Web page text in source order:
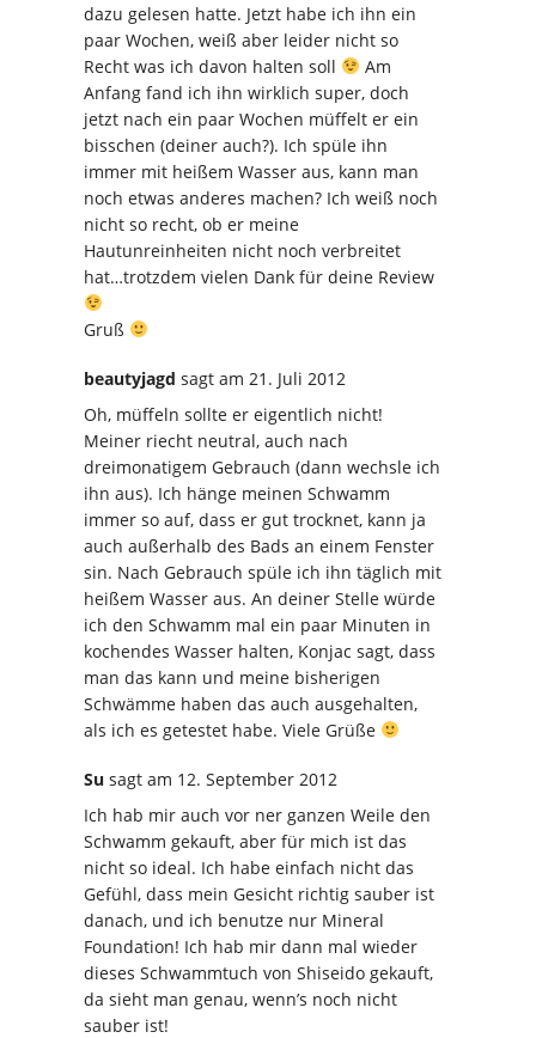
dazu gelesen hatte. Jetzt habe ich ihn ein
paar Wochen, weiß aber leider nicht so
Recht was ich davon halten soll
Am
Anfang fand ich ihn wirklich super, doch
jetzt nach ein paar Wochen müffelt er ein
bisschen (deiner auch?). Ich spüle ihn
immer mit heißem Wasser aus, kann man
noch etwas anderes machen? Ich weiß noch
nicht so recht, ob er meine
Hautunreinheiten nicht noch verbreitet
hat…trotzdem vielen Dank für deine Review
Gruß
beautyjagd sagt am 21. Juli 2012
Oh, müffeln sollte er eigentlich nicht!
Meiner riecht neutral, auch nach
dreimonatigem Gebrauch (dann wechsle ich
ihn aus). Ich hänge meinen Schwamm
immer so auf, dass er gut trocknet, kann ja
auch außerhalb des Bads an einem Fenster
sin. Nach Gebrauch spüle ich ihn täglich mit
heißem Wasser aus. An deiner Stelle würde
ich den Schwamm mal ein paar Minuten in
kochendes Wasser halten, Konjac sagt, dass
man das kann und meine bisherigen
Schwämme haben das auch ausgehalten,
als ich es getestet habe. Viele Grüße
Su sagt am 12. September 2012
Ich hab mir auch vor ner ganzen Weile den
Schwamm gekauft, aber für mich ist das
nicht so ideal. Ich habe einfach nicht das
Gefühl, dass mein Gesicht richtig sauber ist
danach, und ich benutze nur Mineral
Foundation! Ich hab mir dann mal wieder
dieses Schwammtuch von Shiseido gekauft,
da sieht man genau, wenn’s noch nicht
sauber ist!